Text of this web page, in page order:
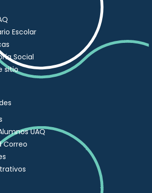
Escolar
Social
sitio
UAQ
Correo